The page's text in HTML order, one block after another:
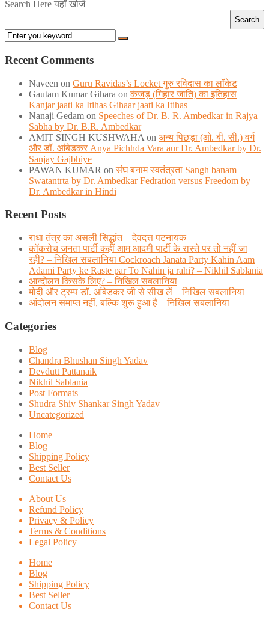
Search Here यहाँ खोजें
Search
Recent Comments
Naveen on Guru Ravidas’s Locket गुरु रविदास का लॉकेट
Gautam Kumar Gihara onकंजड़ (गिहार जाति) का इतिहास
Kanjar jaati ka Itihas Gihaar jaati ka Itihas
Nanaji Gedam on Speeches of Dr. B. R. Ambedkar in Rajya
Sabha by Dr. B.R. Ambedkar
AMIT SINGH KUSHWAHA on अन्य पिछड़ा (ओ. बी. सी.) वर्ग
और डॉ. आंबेडकर Anya Pichhda Vara aur Dr. Ambedkar by Dr.
Sanjay Gajbhiye
PAWAN KUMAR onसंघ बनाम स्वतंत्रता Sangh banam
Swatantrta by Dr. Ambedkar Fedration versus Freedom by
Dr. Ambedkar in Hindi
Recent Posts
राधा तंत्र का असली सिद्धांत – देवदत्त पटनायक
कॉकरोच जनता पार्टी कहीं आम आदमी पार्टी के रास्ते पर तो नहीं जा
रही? – निखिल सबलानिया Cockroach Janata Party Kahin Aam
Adami Party ke Raste par To Nahin ja rahi? – Nikhil Sablania
आन्दोलन किसके लिए? – निखिल सबलानिया
मोदी और ट्रम्प डाॅ. आंबेडकर जी से सीख लें – निखिल सबलानिया
आंदोलन समाप्त नहीं, बल्कि शुरू हुआ है – निखिल सबलानिया
Categories
Blog
Chandra Bhushan Singh Yadav
Devdutt Pattanaik
Nikhil Sablania
Post Formats
Shudra Shiv Shankar Singh Yadav
Uncategorized
Home
Blog
Shipping Policy
Best Seller
Contact Us
About Us
Refund Policy
Privacy & Policy
Terms & Conditions
Legal Policy
Home
Blog
Shipping Policy
Best Seller
Contact Us